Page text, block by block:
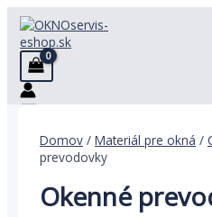
Preskočiť
na
obsah
Domov / Materiál pre okná /
prevodovky
Okenné